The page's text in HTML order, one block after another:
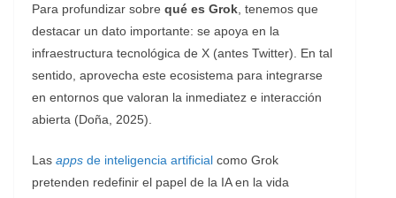
Para profundizar sobre qué es Grok , tenemos que
destacar un dato importante: se apoya en la
infraestructura tecnológica de X (antes Twitter). En tal
sentido, aprovecha este ecosistema para integrarse
en entornos que valoran la inmediatez e interacción
abierta (Doña, 2025).
Las apps de inteligencia artificial como Grok
pretenden redefinir el papel de la IA en la vida